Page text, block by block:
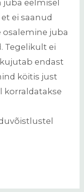
eelmisel
ei saanud
osalemine juba
Tegelikult ei
endast
köitis just
korraldatakse